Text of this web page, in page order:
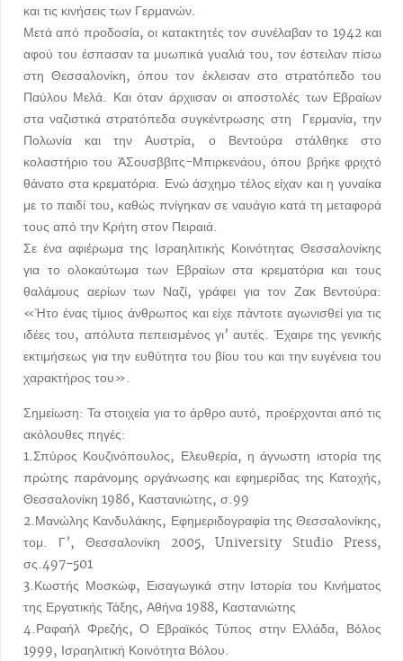
και τις κινήσεις των Γερμανών.
Μετά από προδοσία, οι κατακτητές τον συνέλαβαν το 1942 και
αφού του έσπασαν τα μυωπικά γυαλιά του, τον έστειλαν πίσω
στη Θεσσαλονίκη, όπου τον έκλεισαν στο στρατόπεδο του
Παύλου Μελά. Και όταν άρχιισαν οι αποστολές των Εβραίων
στα ναζιστικά στρατόπεδα συγκέντρωσης στη Γερμανία, την
Πολωνία και την Αυστρία, ο Βεντούρα στάλθηκε στο
κολαστήριο του ΆΣουσββιτς-Μπιρκενάου, όπου βρήκε φριχτό
θάνατο στα κρεματόρια. Ενώ άσχημο τέλος είχαν και η γυναίκα
με το παιδί του, καθώς πνίγηκαν σε ναυάγιο κατά τη μεταφορά
τους από την Κρήτη στον Πειραιά.
Σε ένα αφιέρωμα της Ισραηλιτικής Κοινότητας Θεσσαλονίκης
για το ολοκαύτωμα των Εβραίων στα κρεματόρια και τους
θαλάμους αερίων των Ναζί, γράφει για τον Ζακ Βεντούρα:
«Ήτο ένας τίμιος άνθρωπος και είχε πάντοτε αγωνισθεί για τις
ιδέες του, απόλυτα πεπεισμένος γι’ αυτές. Έχαιρε της γενικής
εκτιμήσεως για την ευθύτητα του βίου του και την ευγένεια του
χαρακτήρος του».
Σημείωση: Τα στοιχεία για το άρθρο αυτό, προέρχονται από τις
ακόλουθες πηγές:
1.Σπύρος Κουζινόπουλος, Ελευθερία, η άγνωστη ιστορία της
πρώτης παράνομης οργάνωσης και εφημερίδας της Κατοχής,
Θεσσαλονίκη 1986, Καστανιώτης, σ.99
2.Μανώλης Κανδυλάκης, Εφημεριδογραφία της Θεσσαλονίκης,
τομ. Γ’, Θεσσαλονίκη 2005, University Studio Press,
σς.497-501
3.Κωστής Μοσκώφ, Εισαγωγικά στην Ιστορία του Κινήματος
της Εργατικής Τάξης, Αθήνα 1988, Καστανιώτης
4.Ραφαήλ Φρεζής, Ο Εβραϊκός Τύπος στην Ελλάδα, Βόλος
1999, Ισραηλιτική Κοινότητα Βόλου.